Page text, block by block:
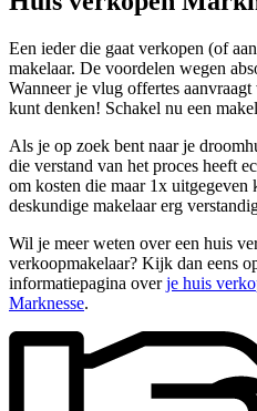
Een ieder die gaat verkopen (of
makelaar. De voordelen wegen
Wanneer je vlug offertes
kunt denken! Schakel nu een
Als je op zoek bent naar je
die verstand van het proces heeft
om kosten die maar 1x uitgegeven
deskundige makelaar erg
Wil je meer weten over een huis
verkoopmakelaar? Kijk dan eens
informatiepagina overje huis
Marknesse.